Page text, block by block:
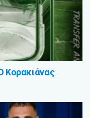
Κορακιάνας